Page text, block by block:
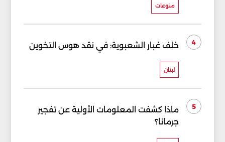
منوعات
4 خلف غبار الشعبوية: في نقد هوس التخوين
لبنان
5
ماذا كشفت المعلومات الأولية عن تفجير
جرمانا؟